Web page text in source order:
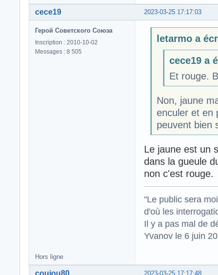
2023-03-25 17:17:03
cece19
Герой Советского Союза
Inscription : 2010-10-02
Messages : 8 505
letarmo a
cece19 a
Et rouge.
Non, jaune
enculer et en
peuvent bien
Le jaune est un
dans la gueule
non c'est rouge.
"Le public sera
d'où les
Il y a pas mal de
Yvanov le 6 juin
Hors ligne
2023-03-25 17:17:48
coujou80